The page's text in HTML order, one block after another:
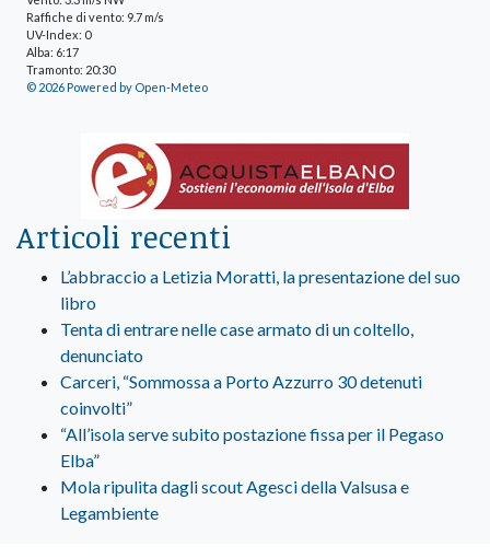
Raffiche di vento: 9.7 m/s
UV-Index: 0
Alba: 6:17
Tramonto: 20:30
© 2026 Powered by Open-Meteo
Articoli recenti
L’abbraccio a Letizia Moratti, la presentazione del suo
libro
Tenta di entrare nelle case armato di un coltello,
denunciato
Carceri, “Sommossa a Porto Azzurro 30 detenuti
coinvolti”
“All’isola serve subito postazione fissa per il Pegaso
Elba”
Mola ripulita dagli scout Agesci della Valsusa e
Legambiente